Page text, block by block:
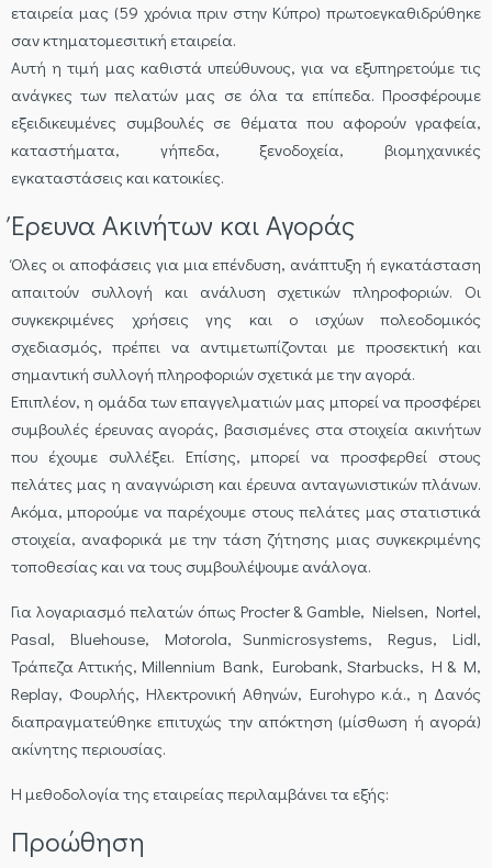
εταιρεία μας (59 χρόνια πριν στην Κύπρο) πρωτοεγκαθιδρύθηκε
σαν κτηματομεσιτική εταιρεία.
Αυτή η τιμή μας καθιστά υπεύθυνους, για να εξυπηρετούμε τις
ανάγκες των πελατών μας σε όλα τα επίπεδα. Προσφέρουμε
εξειδικευμένες συμβουλές σε θέματα που αφορούν γραφεία,
καταστήματα, γήπεδα, ξενοδοχεία, βιομηχανικές
εγκαταστάσεις και κατοικίες.
Έρευνα Ακινήτων και Αγοράς
Όλες οι αποφάσεις για μια επένδυση, ανάπτυξη ή εγκατάσταση
απαιτούν συλλογή και ανάλυση σχετικών πληροφοριών. Οι
συγκεκριμένες χρήσεις γης και ο ισχύων πολεοδομικός
σχεδιασμός, πρέπει να αντιμετωπίζονται με προσεκτική και
σημαντική συλλογή πληροφοριών σχετικά με την αγορά.
Επιπλέον, η ομάδα των επαγγελματιών μας μπορεί να προσφέρει
συμβουλές έρευνας αγοράς, βασισμένες στα στοιχεία ακινήτων
που έχουμε συλλέξει. Επίσης, μπορεί να προσφερθεί στους
πελάτες μας η αναγνώριση και έρευνα ανταγωνιστικών πλάνων.
Ακόμα, μπορούμε να παρέχουμε στους πελάτες μας στατιστικά
στοιχεία, αναφορικά με την τάση ζήτησης μιας συγκεκριμένης
τοποθεσίας και να τους συμβουλέψουμε ανάλογα.
Για λογαριασμό πελατών όπως Procter & Gamble, Nielsen, Nortel,
Pasal, Bluehouse, Motorola, Sunmicrosystems, Regus, Lidl,
Τράπεζα Αττικής, Millennium Bank, Eurobank, Starbucks, H & M,
Replay, Φουρλής, Ηλεκτρονική Αθηνών, Eurohypo κ.ά., η Δανός
διαπραγματεύθηκε επιτυχώς την απόκτηση (μίσθωση ή αγορά)
ακίνητης περιουσίας.
Η μεθοδολογία της εταιρείας περιλαμβάνει τα εξής:
Προώθηση